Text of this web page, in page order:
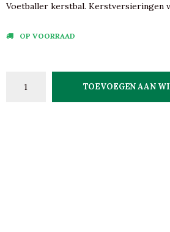
Voetballer kerstbal. Kerstversieringen
OP VOORRAAD
TOEVOEGEN AAN